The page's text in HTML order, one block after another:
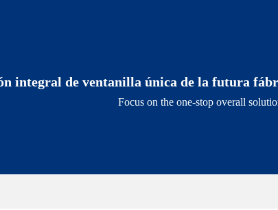
integral de ventanilla única de la futura
Focus on the one-stop overall